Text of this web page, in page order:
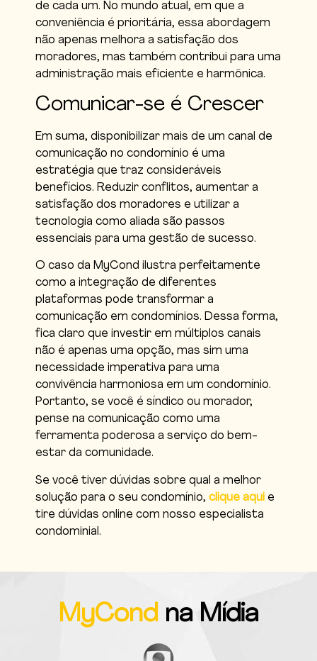
de cada um. No mundo atual, em que a
conveniência é prioritária, essa abordagem
não apenas melhora a satisfação dos
moradores, mas também contribui para uma
administração mais eficiente e harmônica.
Comunicar-se é Crescer
Em suma, disponibilizar mais de um canal de
comunicação no condomínio é uma
estratégia que traz consideráveis ​​
benefícios. Reduzir conflitos, aumentar a
satisfação dos moradores e utilizar a
tecnologia como aliada são passos
essenciais para uma gestão de sucesso.
O caso da MyCond ilustra perfeitamente
como a integração de diferentes
plataformas pode transformar a
comunicação em condomínios. Dessa forma,
fica claro que investir em múltiplos canais
não é apenas uma opção, mas sim uma
necessidade imperativa para uma
convivência harmoniosa em um condomínio.
Portanto, se você é síndico ou morador,
pense na comunicação como uma
ferramenta poderosa a serviço do bem-
estar da comunidade.
Se você tiver dúvidas sobre qual a melhor
solução para o seu condomínio, clique aqui e
tire dúvidas online com nosso especialista
condominial.
MyCond na Mídia